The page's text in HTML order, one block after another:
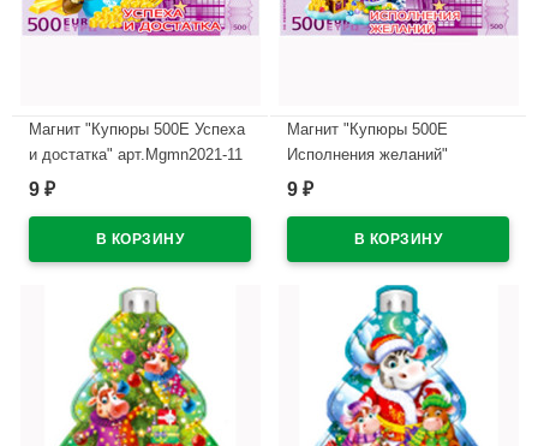
Магнит "Купюры 500Е Успеха
и достатка" арт.Mgmn2021-11
9 ₽
Магнит "Купюры 500Е
Исполнения желаний"
арт.Mgmn2021-12
9 ₽